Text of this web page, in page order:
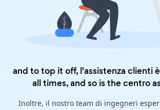
and to top it off, l'assistenza clienti
all times, and so is thecentro
Inoltre, il nostro team di ingegneri